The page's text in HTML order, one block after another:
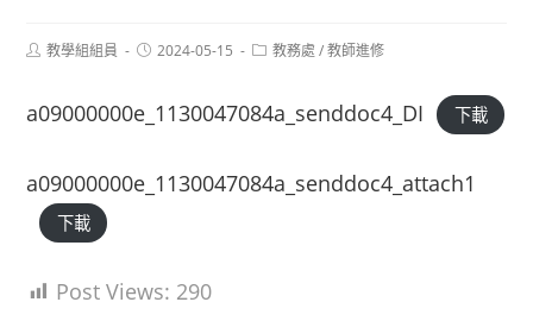
Post教學組組員
Post2024-05-15
Post教務處 / 教師進修
a09000000e_1130047084a_senddoc4_DI 下載
a09000000e_1130047084a_senddoc4_attach1
下載
Post Views: 290